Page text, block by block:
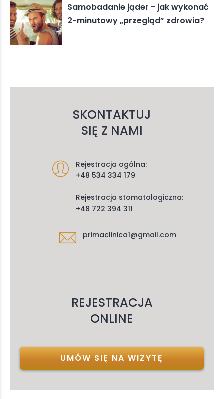
Samobadanie jąder - jak wykonać
2-minutowy „przegląd” zdrowia?
SKONTAKTUJ
SIĘ Z NAMI
Rejestracja ogólna:
+48 534 334 179
Rejestracja stomatologiczna:
+48 722 394 311
primaclinica1@gmail.com
REJESTRACJA
ONLINE
UMÓW SIĘ NA WIZYTĘ